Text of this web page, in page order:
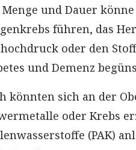
und Dauer
führen, das
oder den
und Demenz
könnten sich an der
oder Krebs
(PAK)